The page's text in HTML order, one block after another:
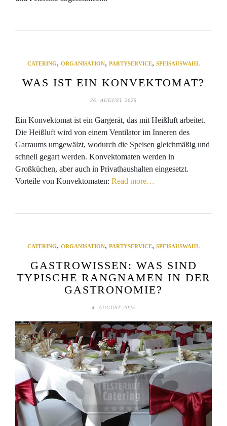
CATERING, ORGANISATION, PARTYSERVICE, SPEISAUSWAHL
WAS IST EIN KONVEKTOMAT?
26. AUGUST 2025
Ein Konvektomat ist ein Gargerät, das mit Heißluft arbeitet.
Die Heißluft wird von einem Ventilator im Inneren des
Garraums umgewälzt, wodurch die Speisen gleichmäßig und
schnell gegart werden. Konvektomaten werden in
Großküchen, aber auch in Privathaushalten eingesetzt.
Vorteile von Konvektomaten: Read more…
CATERING, ORGANISATION, PARTYSERVICE, SPEISAUSWAHL
GASTROWISSEN: WAS SIND
TYPISCHE RANGNAMEN IN DER
GASTRONOMIE?
4. AUGUST 2025